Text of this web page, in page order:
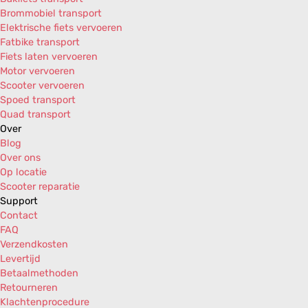
Vespa S College 25km/h AIR 4T 2V E2 '10-'12
Vespa S College 50 AIR 2T E2 '07-'12
Brommobiel transport
Elektrische fiets vervoeren
Fatbike transport
Fiets laten vervoeren
Motor vervoeren
Scooter vervoeren
Spoed transport
Quad transport
Over
Blog
Over ons
Op locatie
Scooter reparatie
Support
Contact
FAQ
Verzendkosten
Levertijd
Betaalmethoden
Retourneren
Klachtenprocedure